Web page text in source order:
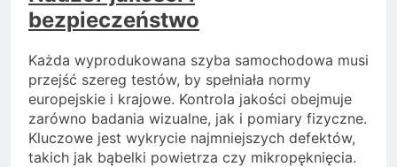
bezpieczeństwo
Każda wyprodukowana szyba samochodowa musi
przejść szereg testów, by spełniała normy
europejskie i krajowe. Kontrola jakości obejmuje
zarówno badania wizualne, jak i pomiary fizyczne.
Kluczowe jest wykrycie najmniejszych defektów,
takich jak bąbelki powietrza czy mikropęknięcia.